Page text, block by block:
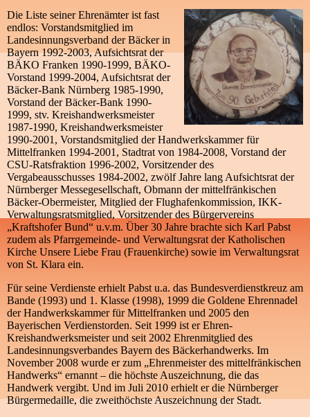
Die Liste seiner Ehrenämter ist fast
endlos: Vorstandsmitglied im
Landesinnungsverband der Bäcker in
Bayern 1992-2003, Aufsichtsrat der
BÄKO Franken 1990-1999, BÄKO-
Vorstand 1999-2004, Aufsichtsrat der
Bäcker-Bank Nürnberg 1985-1990,
Vorstand der Bäcker-Bank 1990-
1999, stv. Kreishandwerksmeister
1987-1990, Kreishandwerksmeister
1990-2001, Vorstandsmitglied der Handwerkskammer für
Mittelfranken 1994-2001, Stadtrat von 1984-2008, Vorstand der
CSU-Ratsfraktion 1996-2002, Vorsitzender des
Vergabeausschusses 1984-2002, zwölf Jahre lang Aufsichtsrat der
Nürnberger Messegesellschaft, Obmann der mittelfränkischen
Bäcker-Obermeister, Mitglied der Flughafenkommission, IKK-
Verwaltungsratsmitglied, Vorsitzender des Bürgervereins
„Kraftshofer Bund“ u.v.m. Über 30 Jahre brachte sich Karl Pabst
zudem als Pfarrgemeinde- und Verwaltungsrat der Katholischen
Kirche Unsere Liebe Frau (Frauenkirche) sowie im Verwaltungsrat
von St. Klara ein.
Für seine Verdienste erhielt Pabst u.a. das Bundesverdienstkreuz am
Bande (1993) und 1. Klasse (1998), 1999 die Goldene Ehrennadel
der Handwerkskammer für Mittelfranken und 2005 den
Bayerischen Verdienstorden. Seit 1999 ist er Ehren-
Kreishandwerksmeister und seit 2002 Ehrenmitglied des
Landesinnungsverbandes Bayern des Bäckerhandwerks. Im
November 2008 wurde er zum „Ehrenmeister des mittelfränkischen
Handwerks“ ernannt – die höchste Auszeichnung, die das
Handwerk vergibt. Und im Juli 2010 erhielt er die Nürnberger
Bürgermedaille, die zweithöchste Auszeichnung der Stadt.